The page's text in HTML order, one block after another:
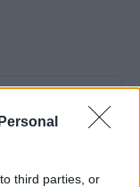
third parties, or